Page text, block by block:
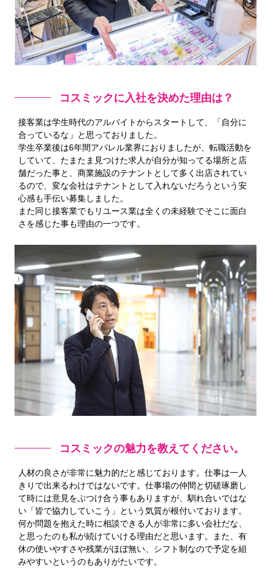
コスミックに入社を決めた理由は？
接客業は学生時代のアルバイトからスタートして、「自分に
合っているな」と思っておりました。
学生卒業後は6年間アパレル業界におりましたが、転職活動を
していて、たまたま見つけた求人が自分が知ってる場所と店
舗だった事と、商業施設のテナントとして多く出店されてい
るので、変な会社はテナントとして入れないだろうという安
心感も手伝い募集しました。
また同じ接客業でもリユース業は全くの未経験でそこに面白
さを感じた事も理由の一つです。
コスミックの魅力を教えてください。
人材の良さが非常に魅力的だと感じております。仕事は一人
きりで出来るわけではないです。仕事場の仲間と切磋琢磨し
て時には意見をぶつけ合う事もありますが、馴れ合いではな
い「皆で協力していこう」という気質が根付いております。
何か問題を抱えた時に相談できる人が非常に多い会社だな、
と思ったのも私が続けていける理由だと思います。また、有
休の使いやすさや残業がほぼ無い、シフト制なので予定を組
みやすいというのもありがたいです。